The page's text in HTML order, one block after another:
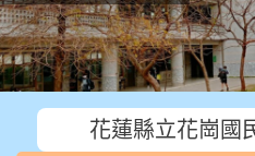
花蓮縣立花崗國
本校115年國中教